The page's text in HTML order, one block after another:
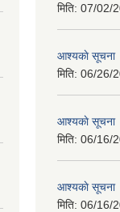
मिति: 07/02/
आश्यकाे सूचना
मिति: 06/26/
आश्यकाे सूचना
मिति: 06/16/
आश्यकाे सूचना
मिति: 06/16/